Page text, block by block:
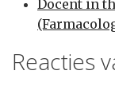
Docent in
Reacties